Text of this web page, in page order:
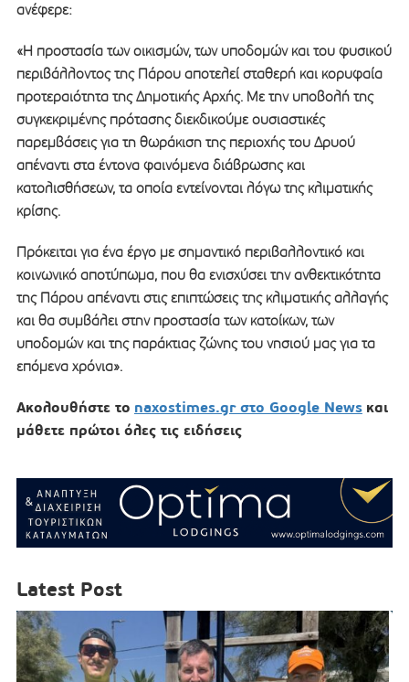
ανέφερε:
«Η προστασία των οικισμών, των υποδομών και του φυσικού
περιβάλλοντος της Πάρου αποτελεί σταθερή και κορυφαία
προτεραιότητα της Δημοτικής Αρχής. Με την υποβολή της
συγκεκριμένης πρότασης διεκδικούμε ουσιαστικές
παρεμβάσεις για τη θωράκιση της περιοχής του Δρυού
απέναντι στα έντονα φαινόμενα διάβρωσης και
κατολισθήσεων, τα οποία εντείνονται λόγω της κλιματικής
κρίσης.
Πρόκειται για ένα έργο με σημαντικό περιβαλλοντικό και
κοινωνικό αποτύπωμα, που θα ενισχύσει την ανθεκτικότητα
της Πάρου απέναντι στις επιπτώσεις της κλιματικής αλλαγής
και θα συμβάλει στην προστασία των κατοίκων, των
υποδομών και της παράκτιας ζώνης του νησιού μας για τα
επόμενα χρόνια».
Ακολουθήστε το naxostimes.gr στο Google News και
μάθετε πρώτοι όλες τις ειδήσεις
Latest Post